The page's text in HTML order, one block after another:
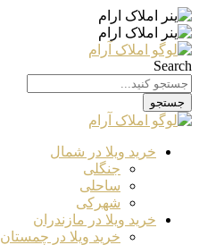
Search
جستجو
خرید ویلا در شمال
جنگلی
ساحلی
شهرکی
خرید ویلا در مازندران
خرید ویلا در چمستان